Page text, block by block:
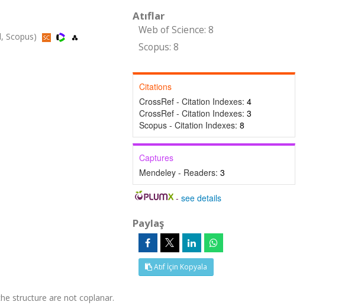
Scopus)
structure are not coplanar.
Atıflar
Web of Science: 8
Scopus: 8
Citations
CrossRef - Citation Indexes: 4
CrossRef - Citation Indexes: 3
Scopus - Citation Indexes: 8
Captures
Mendeley - Readers: 3
-see details
Paylaş
Atıf İçin Kopyala